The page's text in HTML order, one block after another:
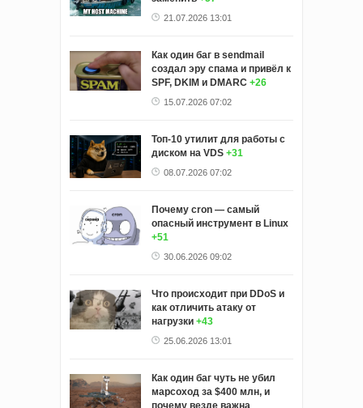
21.07.2026 13:01
Как один баг в sendmail
создал эру спама и привёл к
SPF, DKIM и DMARC +26
15.07.2026 07:02
Топ-10 утилит для работы с
диском на VDS +31
08.07.2026 07:02
Почему cron — самый
опасный инструмент в Linux
+51
30.06.2026 09:02
Что происходит при DDoS и
как отличить атаку от
нагрузки +43
25.06.2026 13:01
Как один баг чуть не убил
марсоход за $400 млн, и
почему везде важна